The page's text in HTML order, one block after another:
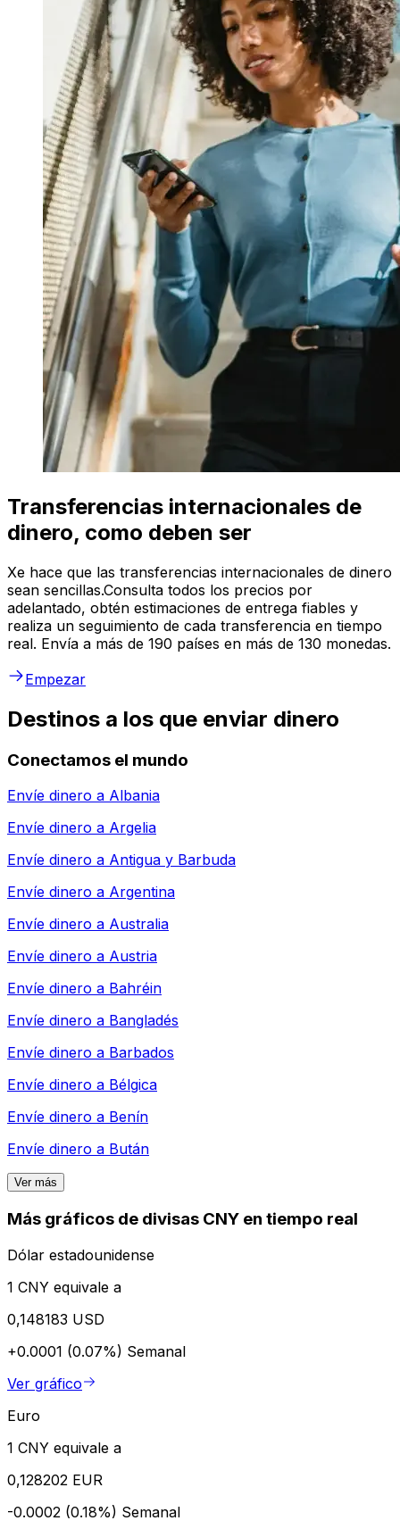
Transferencias internacionales de
dinero, como deben ser
Xe hace que las transferencias internacionales de dinero
sean sencillas.Consulta todos los precios por
adelantado, obtén estimaciones de entrega fiables y
realiza un seguimiento de cada transferencia en tiempo
real. Envía a más de 190 países en más de 130 monedas.
Empezar
Destinos a los que enviar dinero
Conectamos el mundo
Envíe dinero a Albania
Envíe dinero a Argelia
Envíe dinero a Antigua y Barbuda
Envíe dinero a Argentina
Envíe dinero a Australia
Envíe dinero a Austria
Envíe dinero a Bahréin
Envíe dinero a Bangladés
Envíe dinero a Barbados
Envíe dinero a Bélgica
Envíe dinero a Benín
Envíe dinero a Bután
Ver más
Más gráficos de divisas CNY en tiempo real
Dólar estadounidense
1 CNY equivale a
0,148183 USD
+0.0001 (0.07%) Semanal
Ver gráfico
Euro
1 CNY equivale a
0,128202 EUR
-0.0002 (0.18%) Semanal